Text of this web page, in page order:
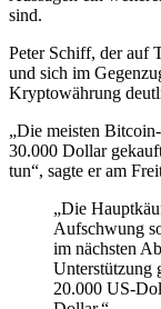
sind.
Peter Schiff, der auf
und sich im
Kryptowährung
„Die meisten
30.000 Dollar
tun“, sagte er am
„Die
Aufschwung
im nächsten
Unterstützung
20.000 US-